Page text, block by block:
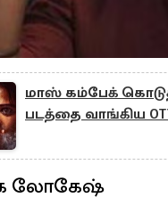
மாஸ் கம்பேக்
படத்தை வாங்கிய
லோகேஷ்